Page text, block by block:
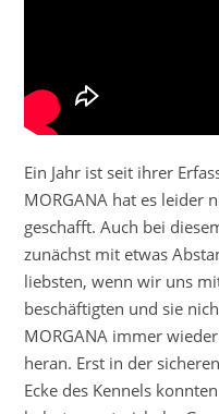
Ein Jahr ist seit ihrer
MORGANA hat es leider
geschafft. Auch bei
zunächst mit etwas
liebsten, wenn wir uns
beschäftigten und sie
MORGANA immer
heran. Erst in der
Ecke des Kennels